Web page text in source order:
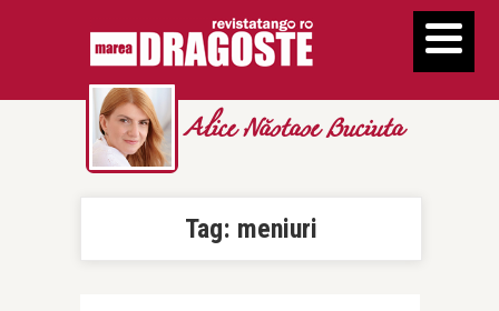
Alice Năstase Buciuta
Tag: meniuri